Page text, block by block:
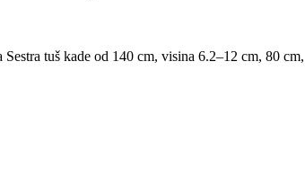
Sestra tuš kade od 140 cm, visina 6.2–12 cm, 80